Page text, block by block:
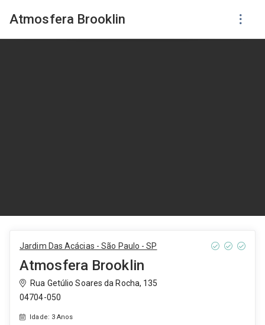
Atmosfera Brooklin
Jardim Das Acácias - São Paulo - SP
Atmosfera Brooklin
Rua Getúlio Soares da Rocha, 135
04704-050
Idade: 3 Anos